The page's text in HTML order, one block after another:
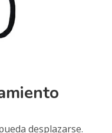
desplazarse.